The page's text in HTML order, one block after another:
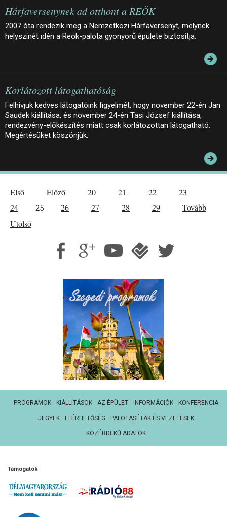
Hárfaversenynek ad otthont a REÖK
2007 óta rendezik meg a Nemzetközi Hárfaversenyt, melynek
helyszínét idén a Reök-palota gyönyörű épülete biztosítja.
Korlátozott látogathatóság
Felhívjuk kedves látogatóink figyelmét, hogy november 22-én Jan
Saudek kiállítása, és november 24-én Tasi József kiállítása,
rendezvény-előkészítés miatt csak korlátozottan látogatható.
Megértésüket köszönjük.
Első Előző 20 21 22
23
24
25 26 27 28 29
Tovább
Utolsó
PROGRAMOK KIÁLLÍTÁSOK AZ ÉPÜLET INFORMÁCIÓK KONFERENCIA
JEGYEK ELÉRHETŐSÉG PALOTASÉTÁK ÉS VEZETÉSEK
KÖZÉRDEKŰ ADATOK
Támogatók